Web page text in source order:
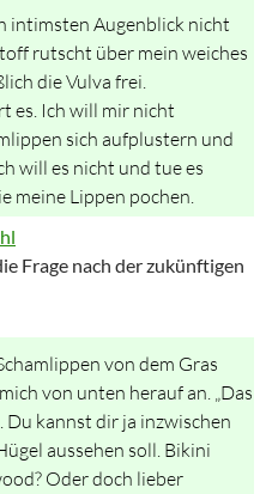
intimsten Augenblick nicht
rutscht über mein weiches
die Vulva frei.
es. Ich will mir nicht
sich aufplustern und
will es nicht und tue es
meine Lippen pochen.
Frage nach der zukünftigen
von dem Gras
von unten herauf an. „Das
kannst dir ja inzwischen
aussehen soll. Bikini
Oder doch lieber